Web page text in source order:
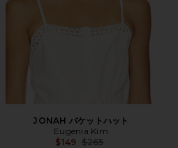
JONAH バケットハット
Eugenia Kim
$149 Previous price:
$265